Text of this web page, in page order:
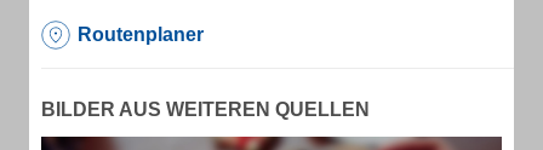
Routenplaner
BILDER AUS WEITEREN QUELLEN